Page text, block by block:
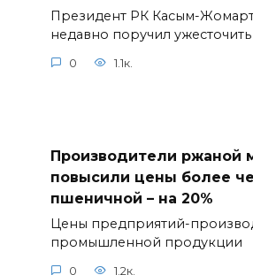
Президент РК Касым-
недавно поручил ужесточить
0 1.1к.
Производители ржаной
повысили цены более
пшеничной – на 20%
Цены предприятий-
промышленной продукции
0 1.2к.